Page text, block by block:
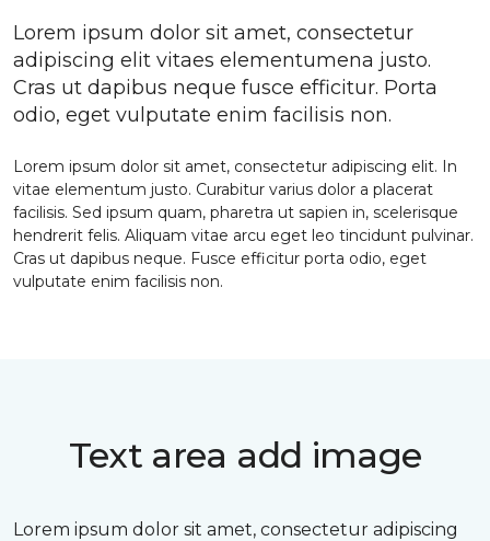
Lorem ipsum dolor sit amet, consectetur
adipiscing elit vitaes elementumena justo.
Cras ut dapibus neque fusce efficitur. Porta
odio, eget vulputate enim facilisis non.
Lorem ipsum dolor sit amet, consectetur adipiscing elit. In
vitae elementum justo. Curabitur varius dolor a placerat
facilisis. Sed ipsum quam, pharetra ut sapien in, scelerisque
hendrerit felis. Aliquam vitae arcu eget leo tincidunt pulvinar.
Cras ut dapibus neque. Fusce efficitur porta odio, eget
vulputate enim facilisis non.
Text area add image
Lorem ipsum dolor sit amet, consectetur adipiscing